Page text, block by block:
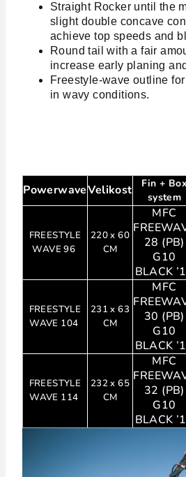
Straight Rocker until the
slight double concave
achieve top speeds and
Round tail with a fair
increase early planing
Freestyle-wave outline
in wavy conditions.
PowerwaveVelikost
Fin + Box
system
FREESTYLE
WAVE 96
220 x 60
CM
MFC
28 (PB)
G10
BLACK
FREESTYLE
WAVE 104
231 x 63
CM
MFC
30 (PB)
G10
BLACK
FREESTYLE
WAVE 114
232 x 65
CM
MFC
32 (PB)
G10
BLACK